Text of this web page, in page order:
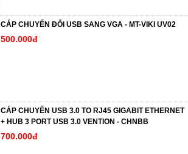
CÁP CHUYỂN ĐỔI USB SANG VGA - MT-VIKI UV02
500.000đ
CÁP CHUYỂN USB 3.0 TO RJ45 GIGABIT ETHERNET
+ HUB 3 PORT USB 3.0 VENTION - CHNBB
700.000đ